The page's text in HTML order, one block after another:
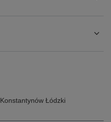
Konstantynów Łódzki